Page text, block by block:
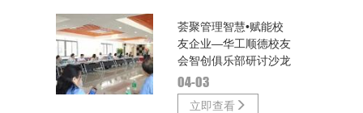
荟聚管理智慧•赋能校
友企业—华工顺德校友
会智创俱乐部研讨沙龙
04-03
立即查看